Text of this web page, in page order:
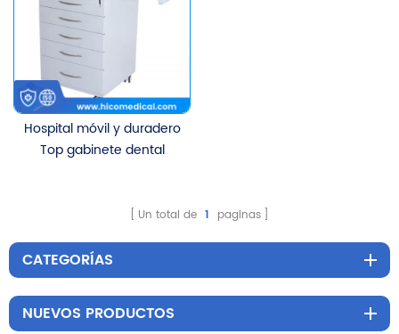
Hospital móvil y duradero
Top gabinete dental
carro de medicamentos
Un total de 1 paginas
CATEGORÍAS
NUEVOS PRODUCTOS